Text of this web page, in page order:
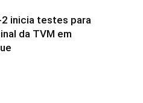
2 inicia testes para
da TVM em